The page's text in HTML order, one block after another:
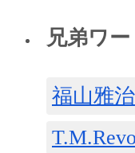
兄弟ワー
福山雅治